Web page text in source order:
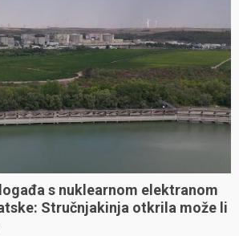
s nuklearnom elektranom
Stručnjakinja otkrila može li